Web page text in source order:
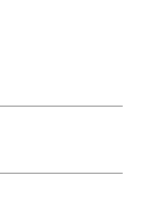
ース
ザイン
コース
ース
課程